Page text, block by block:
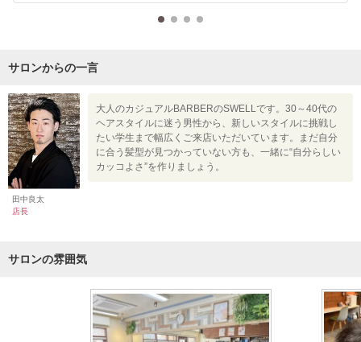
サロンからの一言
田中良太
店長
大人のカジュアルBARBERのSWELLです。30～40代の
ヘアスタイルに迷う男性から、新しいスタイルに挑戦し
たい学生まで幅広くご来店いただいています。まだ自分
に合う髪型が見つかっていない方も、一緒に“自分らしい
カッコよさ”を作りましょう。
サロンの雰囲気